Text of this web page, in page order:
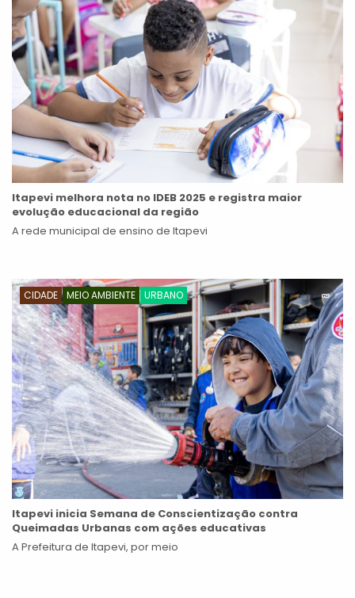
Itapevi melhora nota no IDEB 2025 e registra maior
evolução educacional da região
A rede municipal de ensino de Itapevi
CIDADE MEIO AMBIENTE URBANO
Itapevi inicia Semana de Conscientização contra
Queimadas Urbanas com ações educativas
A Prefeitura de Itapevi, por meio